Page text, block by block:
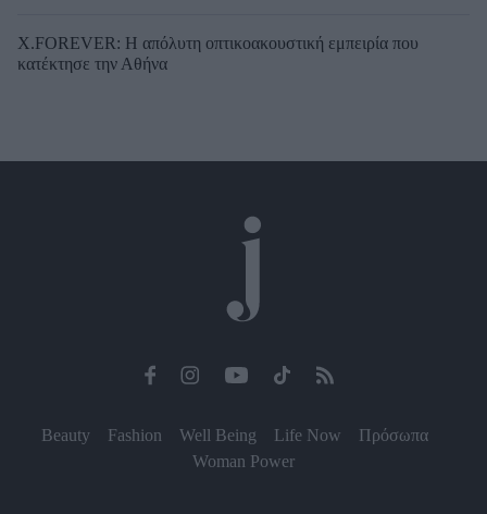
X.FOREVER: Η απόλυτη οπτικοακουστική εμπειρία που
κατέκτησε την Αθήνα
Beauty Fashion Well Being Life Now
Πρόσωπα
Woman Power